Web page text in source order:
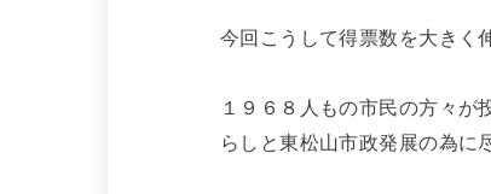
今回こうして得票数を大きく
１９６８人もの市民の方々
らしと東松山市政発展の為に